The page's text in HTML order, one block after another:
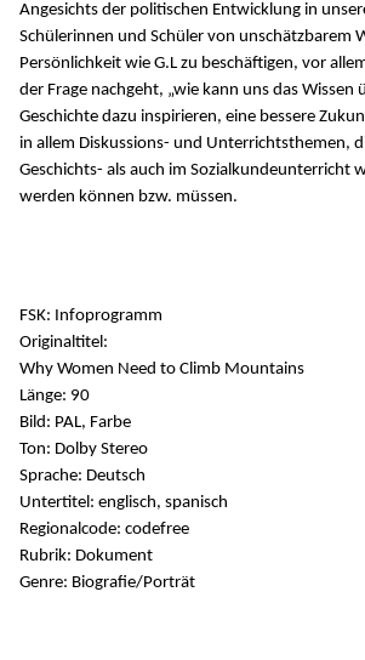
Angesichts der politischen Entwicklung in
Schülerinnen und Schüler von unschätzbarem
Persönlichkeit wie G.L zu beschäftigen, vor
der Frage nachgeht, „wie kann uns das Wissen
Geschichte dazu inspirieren, eine bessere
in allem Diskussions- und Unterrichtsthemen,
Geschichts- als auch im Sozialkundeunterricht
werden können bzw. müssen.
FSK: Infoprogramm
Originaltitel:
Why Women Need to Climb Mountains
Länge: 90
Bild: PAL, Farbe
Ton: Dolby Stereo
Sprache: Deutsch
Untertitel: englisch, spanisch
Regionalcode: codefree
Rubrik: Dokument
Genre: Biografie/Porträt